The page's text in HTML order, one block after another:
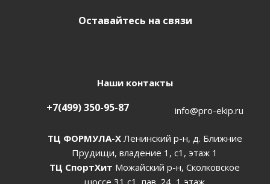
Оставайтесь на связи
Наши контакты
+7(499) 350-95-87 info@pro-ekip.ru
ТЦ ФОРМУЛА-ХЛенинский р-н, д. Ближние
Прудищи, владение 1, с1, этаж 1
ТЦ СпортХит Можайский р-н, Сколковское
шоссе 31 с1, пав. 24, 1 этаж